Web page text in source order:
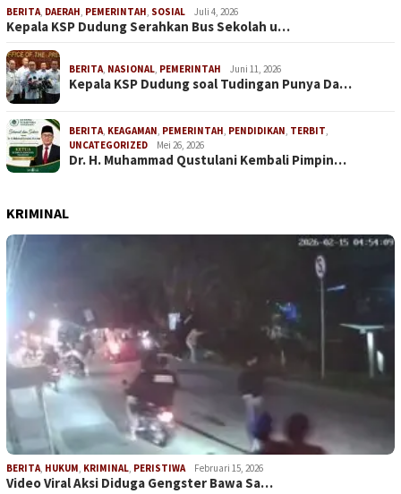
BERITA DAERAH PEMERINTAH SOSIAL Juli 4, 2026
Kepala KSP Dudung Serahkan Bus Sekolah u…
BERITA NASIONAL PEMERINTAH Juni 11, 2026
Kepala KSP Dudung soal Tudingan Punya Da…
BERITA KEAGAMAN PEMERINTAH PENDIDIKAN TERBIT
UNCATEGORIZED
Mei 26, 2026
Dr. H. Muhammad Qustulani Kembali Pimpin…
KRIMINAL
BERITA HUKUM KRIMINAL PERISTIWA Februari 15, 2026
Video Viral Aksi Diduga Gengster Bawa Sa…